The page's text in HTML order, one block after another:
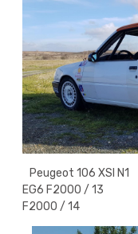
Peugeot
EG6 F2000 /
F2000 / 14